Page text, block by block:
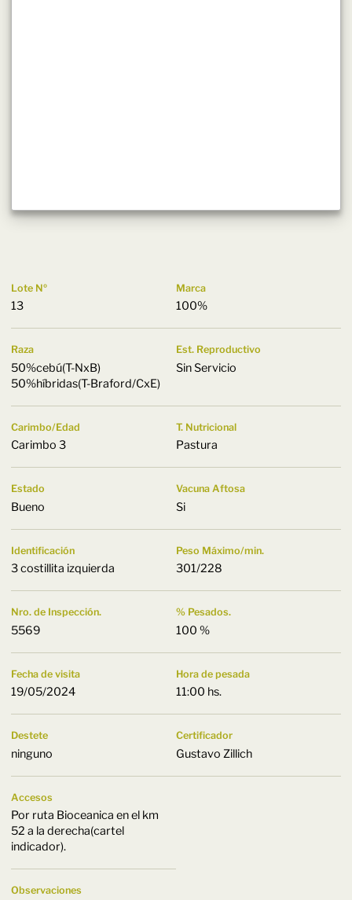
Lote Nº
13
Marca
100%
Raza
50%cebú(T-NxB)
50%híbridas(T-Braford/CxE)
Est. Reproductivo
Sin Servicio
Carimbo/Edad
Carimbo 3
T. Nutricional
Pastura
Estado
Bueno
Vacuna Aftosa
Si
Identificación
3 costillita izquierda
Peso Máximo/min.
301/228
Nro. de Inspección.
5569
% Pesados.
100 %
Fecha de visita
19/05/2024
Hora de pesada
11:00 hs.
Destete
ninguno
Certificador
Gustavo Zillich
Accesos
Por ruta Bioceanica en el km
52 a la derecha(cartel
indicador).
Observaciones